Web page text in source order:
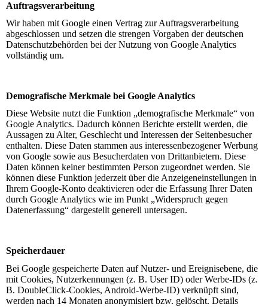
Auftragsverarbeitung
Wir haben mit Google einen Vertrag zur Auftragsverarbeitung
abgeschlossen und setzen die strengen Vorgaben der deutschen
Datenschutzbehörden bei der Nutzung von Google Analytics
vollständig um.
Demografische Merkmale bei Google Analytics
Diese Website nutzt die Funktion „demografische Merkmale“ von
Google Analytics. Dadurch können Berichte erstellt werden, die
Aussagen zu Alter, Geschlecht und Interessen der Seitenbesucher
enthalten. Diese Daten stammen aus interessenbezogener Werbung
von Google sowie aus Besucherdaten von Drittanbietern. Diese
Daten können keiner bestimmten Person zugeordnet werden. Sie
können diese Funktion jederzeit über die Anzeigeneinstellungen in
Ihrem Google-Konto deaktivieren oder die Erfassung Ihrer Daten
durch Google Analytics wie im Punkt „Widerspruch gegen
Datenerfassung“ dargestellt generell untersagen.
Speicherdauer
Bei Google gespeicherte Daten auf Nutzer- und Ereignisebene, die
mit Cookies, Nutzerkennungen (z. B. User ID) oder Werbe-IDs (z.
B. DoubleClick-Cookies, Android-Werbe-ID) verknüpft sind,
werden nach 14 Monaten anonymisiert bzw. gelöscht. Details